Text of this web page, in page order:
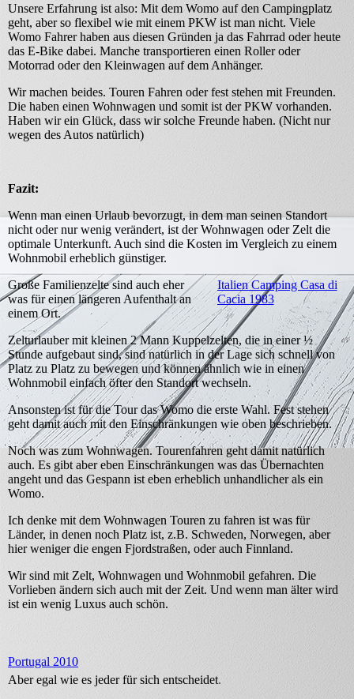
Unsere Erfahrung ist also: Mit dem Womo auf den Campingplatz
geht, aber so flexibel wie mit einem PKW ist man nicht. Viele
Womo Fahrer haben aus diesen Gründen ja das Fahrrad oder heute
das E-Bike dabei. Manche transportieren einen Roller oder
Motorrad oder den Kleinwagen auf dem Anhänger.
Wir machen beides. Touren Fahren oder fest stehen mit Freunden.
Die haben einen Wohnwagen und somit ist der PKW vorhanden.
Haben wir ein Glück, dass wir solche Freunde haben. (Nicht nur
wegen des Autos natürlich)
Fazit:
Wenn man einen Urlaub bevorzugt, in dem man seinen Standort
nicht oder nur wenig verändert, ist der Wohnwagen oder Zelt die
optimale Unterkunft. Auch sind die Kosten im Vergleich zu einem
Wohnmobil erheblich günstiger.
Italien Camping Casa di
Cacia 1983
Große Familienzelte sind auch eher
was für einen längeren Aufenthalt an
einem Ort.
Zelturlauber mit kleinen 2 Mann Kuppelzelten, die in einer ½
Stunde aufgebaut sind, sind natürlich in der Lage sich schnell von
Platz zu Platz zu bewegen und können ähnlich wie in einen
Wohnmobil einfach öfter den Standort wechseln.
Ansonsten ist für die Tour das Womo die erste Wahl. Fest stehen
geht damit auch mit den Einschränkungen wie oben beschrieben.
Noch was zum Wohnwagen. Tourenfahren geht damit natürlich
auch. Es gibt aber eben Einschränkungen was das Übernachten
angeht und das Gespann ist eben erheblich unhandlicher als ein
Womo.
Ich denke mit dem Wohnwagen Touren zu fahren ist was für
Länder, in denen noch Platz ist, z.B. Schweden, Norwegen, aber
hier weniger die engen Fjordstraßen, oder auch Finnland.
Wir sind mit Zelt, Wohnwagen und Wohnmobil gefahren. Die
Vorlieben ändern sich auch mit der Zeit. Und wenn man älter wird
ist ein wenig Luxus auch schön.
Portugal 2010
Aber egal wie es jeder für sich entscheidet.